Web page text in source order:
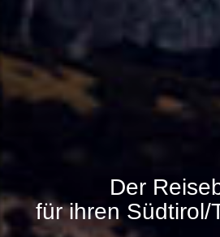
Der
für ihren Südtirol/